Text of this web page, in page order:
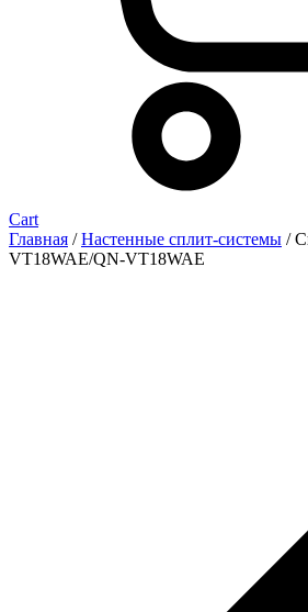
Cart
Главная /Настенные сплит-системы /
VT18WAE/QN-VT18WAE